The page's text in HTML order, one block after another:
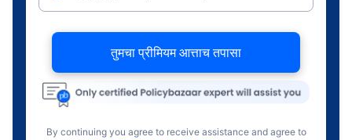
तुमचा प्रीमियम आत्ताच तपासा
By continuing you agree to receive assistance and agree to